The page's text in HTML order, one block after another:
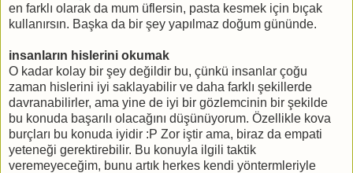
en farklı olarak da mum üflersin, pasta kesmek için bıçak
kullanırsın. Başka da bir şey yapılmaz doğum gününde.
insanların hislerini okumak
O kadar kolay bir şey değildir bu, çünkü insanlar çoğu
zaman hislerini iyi saklayabilir ve daha farklı şekillerde
davranabilirler, ama yine de iyi bir gözlemcinin bir şekilde
bu konuda başarılı olacağını düşünüyorum. Özellikle kova
burçları bu konuda iyidir :P Zor iştir ama, biraz da empati
yeteneği gerektirebilir. Bu konuyla ilgili taktik
veremeyeceğim, bunu artık herkes kendi yöntermleriyle